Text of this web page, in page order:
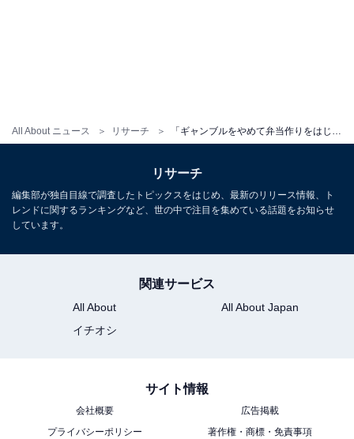
All About ニュース リサーチ
リサーチ
編集部が独自目線で調査したトピックスをはじめ、最新のリリース情報、ト
レンドに関するランキングなど、世の中で注目を集めている話題をお知らせ
しています。
関連サービス
All About
All About Japan
イチオシ
サイト情報
会社概要
広告掲載
プライバシーポリシー
著作権・商標・免責事項